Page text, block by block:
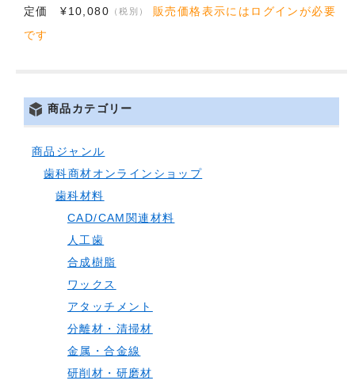
定価 ¥10,080 （税別）
販売価格表示にはログインが必要
です
商品カテゴリー
商品ジャンル
歯科商材オンラインショップ
歯科材料
CAD/CAM関連材料
人工歯
合成樹脂
ワックス
アタッチメント
分離材・清掃材
金属・合金線
研削材・研磨材